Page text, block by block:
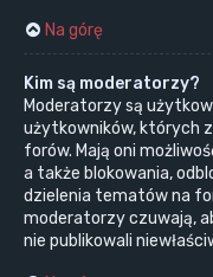
Na górę
Kim są moderatorzy?
Moderatorzy są
użytkowników, których
forów. Mają oni
a także blokowania,
dzielenia tematów na
moderatorzy czuwają,
nie publikowali